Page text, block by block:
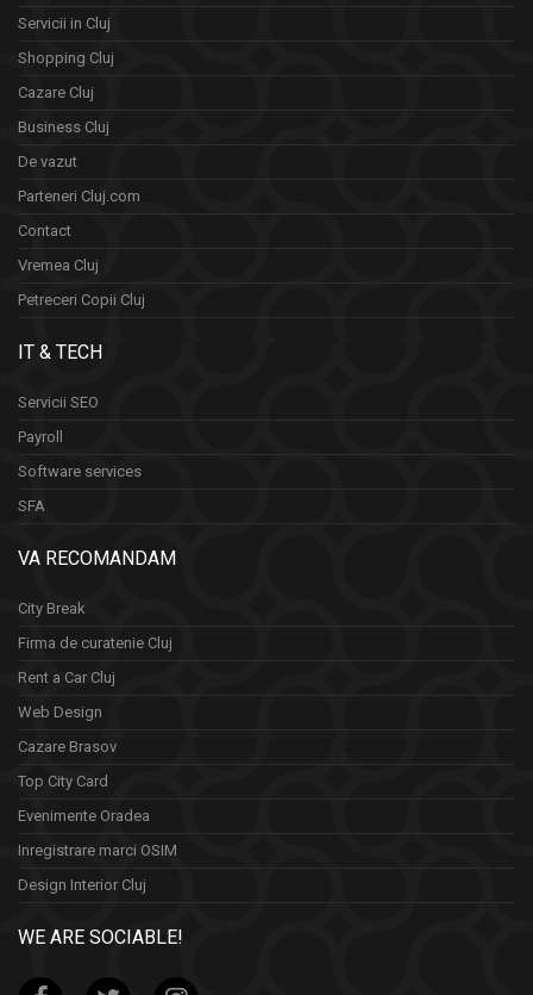
Servicii in Cluj
Shopping Cluj
Cazare Cluj
Business Cluj
De vazut
Parteneri Cluj.com
Contact
Vremea Cluj
Petreceri Copii Cluj
IT & TECH
Servicii SEO
Payroll
Software services
SFA
VA RECOMANDAM
City Break
Firma de curatenie Cluj
Rent a Car Cluj
Web Design
Cazare Brasov
Top City Card
Evenimente Oradea
Inregistrare marci OSIM
Design Interior Cluj
WE ARE SOCIABLE!